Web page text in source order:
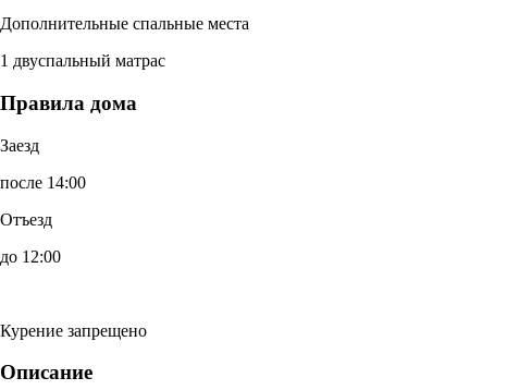
Дополнительные спальные места
1 двуспальный матрас
Правила дома
Заезд
после 14:00
Отъезд
до 12:00
Курение запрещено
Описание